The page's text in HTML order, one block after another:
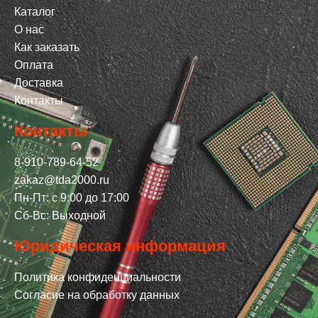
Каталог
О нас
Как заказать
Оплата
Доставка
Контакты
Контакты
8-910-789-64-52
zakaz@tda2000.ru
Пн-Пт: с 9:00 до 17:00
Сб-Вс: Выходной
Юридическая информация
Политика конфиденциальности
Согласие на обработку данных